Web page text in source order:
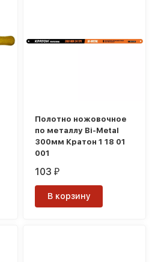
Полотно ножовочное
по металлу Bi-Metal
300мм Кратон 1 18 01
001
103₽
В корзину